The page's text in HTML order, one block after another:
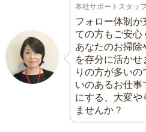
本社サポートスタッフ
フォロー体制が
ての方もご安心
あなたのお掃除
を存分に活かせ
りの方が多い
いのあるお仕事
にする、大変や
ませんか？